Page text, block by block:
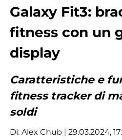
Galaxy Fit3:
fitness con un
display
Caratteristiche e
fitness tracker di
soldi
Di: Alex Chub | 29.03.2024,